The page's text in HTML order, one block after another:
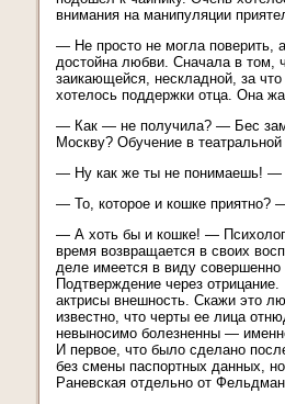
внимания на манипуляции
— Не просто не могла поверить,
достойна любви. Сначала в том,
заикающейся, нескладной, за
хотелось поддержки отца. Она
— Как — не получила? — Бес
Москву? Обучение в
— Ну как же ты не понимаешь! —
— То, которое и кошке приятно?
— А хоть бы и кошке! — Психолог
время возвращается в своих
деле имеется в виду совершенно
Подтверждение через
актрисы внешность. Скажи это
известно, что черты ее лица
невыносимо болезненны —
И первое, что было сделано
без смены паспортных данных,
Раневская отдельно от